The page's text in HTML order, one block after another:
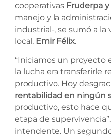
cooperativas Fruderpa y
manejo y la
industrial-, se sumó a la
local, Emir Félix.
“Iniciamos un proyecto
la lucha era transferirle
productivo. Hoy
rentabilidad en ningún
productivo, esto hace
etapa de
intendente. Un